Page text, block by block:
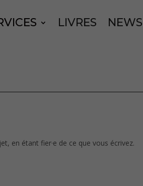
LIVRES
en étant fier·e de ce que vous écrivez.